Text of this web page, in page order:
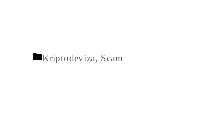
Kategória
Kriptodeviza, Scam